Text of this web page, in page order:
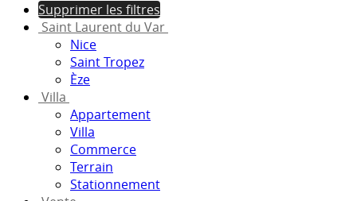
Supprimer les filtres
Saint Laurent du Var
Nice
Saint Tropez
Èze
Villa
Appartement
Villa
Commerce
Terrain
Stationnement